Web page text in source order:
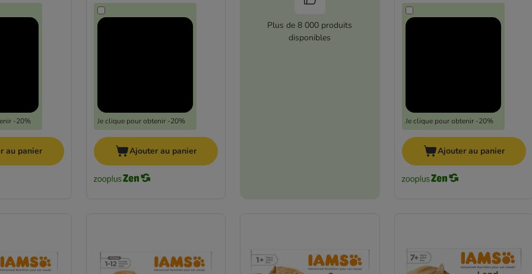
-20%
au panier
Je clique pour obtenir -20%
Ajouter au panier
Plus de 8 000 produits
disponibles
Je clique pour obtenir -20%
Ajouter au panier